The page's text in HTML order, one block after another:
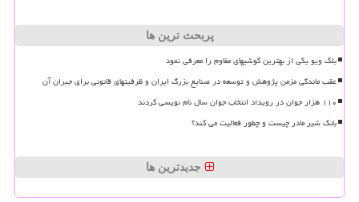
پربحث ترین ها
بلک ویو یکی از بهترین گوشیهای مقاوم را معرفی نمود
عقب ماندگی مزمن پژوهش و توسعه در صنایع بزرگ ایران و ظرفیتهای قانونی برای جبران آن
۱۱۰ هزار جوان در رویداد انتخاب جوان سال نام نویسی کردند
بانک شیر مادر چیست و چطور فعالیت می کند؟
جدیدترین ها